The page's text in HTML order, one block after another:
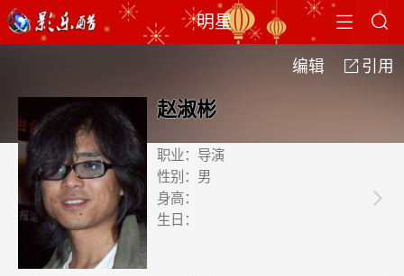
 
明星
编辑  引用
赵淑彬
职业： 导演
性别： 男
身高：
生日：
